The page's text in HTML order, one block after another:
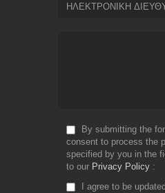
ΗΛΕΚΤΡΟΝΙΚΗ
By submitting the
consent to process the
specified by you in the
to our Privacy Policy
I agree to be